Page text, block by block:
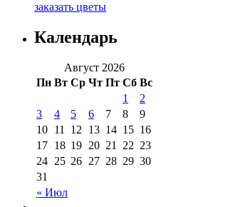
заказать цветы
Календарь
Август 2026
Пн Вт Ср Чт Пт Сб Вс
« Июл
1
2
3
4 5 6 7 8
9
10 11 12 13 14 15 16
17 18 19 20 21 22 23
24 25 26 27 28 29 30
31